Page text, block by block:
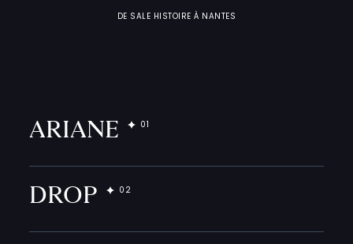
FICHES
DE SALE HISTOIRE À NANTES
ARIANE
DROP